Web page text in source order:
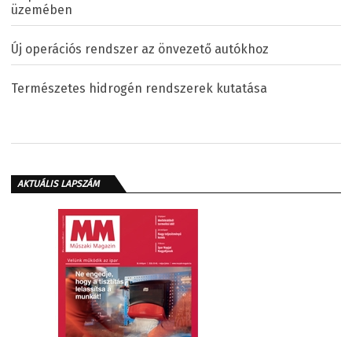
üzemében
Új operációs rendszer az önvezető autókhoz
Természetes hidrogén rendszerek kutatása
AKTUÁLIS LAPSZÁM